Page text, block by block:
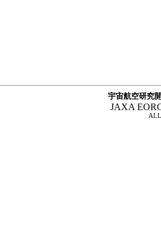
宇宙航空研究
JAXA